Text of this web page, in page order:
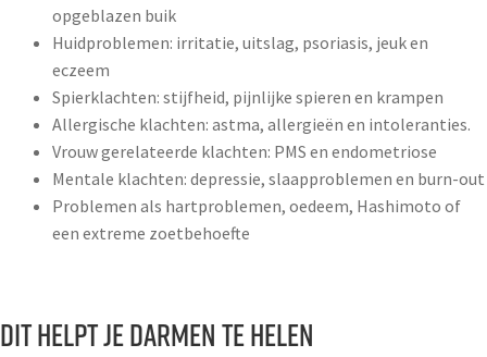
opgeblazen buik
Huidproblemen: irritatie, uitslag, psoriasis, jeuk en
eczeem
Spierklachten: stijfheid, pijnlijke spieren en krampen
Allergische klachten: astma, allergieën en intoleranties.
Vrouw gerelateerde klachten: PMS en endometriose
Mentale klachten: depressie, slaapproblemen en burn-out
Problemen als hartproblemen, oedeem, Hashimoto of
een extreme zoetbehoefte
Dit helpt je darmen te helen